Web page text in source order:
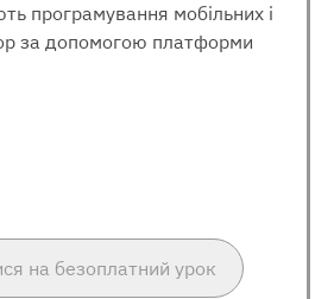
програмування мобільних і
за допомогою платформи
на безоплатний урок